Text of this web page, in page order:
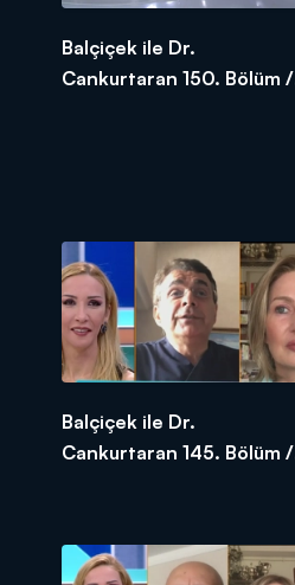
Balçiçek ile Dr.
Cankurtaran 150. Bölüm /
Balçiçek ile Dr.
Cankurtaran 145. Bölüm /